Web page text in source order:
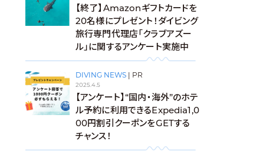
【終了】Amazonギフトカードを
20名様にプレゼント！ダイビング
旅行専門代理店「クラブアズー
ル」に関するアンケート実施中
DIVING NEWS | PR
2025.4.5
【アンケート】“国内・海外”のホテ
ル予約に利用できるExpedia1,0
00円割引クーポンをGETする
チャンス！